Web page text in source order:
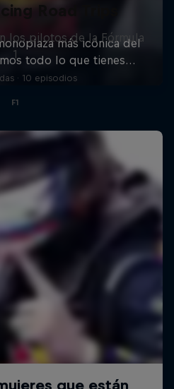
Road Trips
los pilotos de la Fórmula
1
· 10 episodios
F1